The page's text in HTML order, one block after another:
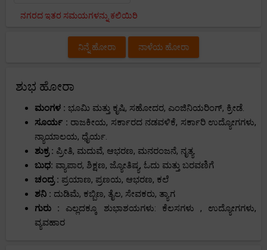
ನಗರದ ಇತರ ಸಮಯಗಳನ್ನು ಕಲಿಯಿರಿ
ನಿನ್ನೆ ಹೋರಾ ನಾಳೆಯ ಹೋರಾ
ಶುಭ ಹೋರಾ
ಮಂಗಳ : ಭೂಮಿ ಮತ್ತು ಕೃಷಿ, ಸಹೋದರ, ಎಂಜಿನಿಯರಿಂಗ್, ಕ್ರೀಡೆ.
ಸೂರ್ಯ : ರಾಜಕೀಯ, ಸರ್ಕಾರದ ನಡವಳಿಕೆ, ಸರ್ಕಾರಿ ಉದ್ಯೋಗಗಳು,
ನ್ಯಾಯಾಲಯ, ಧೈರ್ಯ.
ಶುಕ್ರ : ಪ್ರೀತಿ, ಮದುವೆ, ಆಭರಣ, ಮನರಂಜನೆ, ನೃತ್ಯ.
ಬುಧ: ವ್ಯಾಪಾರ, ಶಿಕ್ಷಣ, ಜ್ಯೋತಿಷ್ಯ, ಓದು ಮತ್ತು ಬರವಣಿಗೆ
ಚಂದ್ರ : ಪ್ರಯಾಣ, ಪ್ರಣಯ, ಆಭರಣ, ಕಲೆ
ಶನಿ : ದುಡಿಮೆ, ಕಬ್ಬಿಣ, ತೈಲ, ಸೇವಕರು, ತ್ಯಾಗ
ಗುರು : ಎಲ್ಲದಕ್ಕೂ ಶುಭಾಶಯಗಳು: ಕೆಲಸಗಳು , ಉದ್ಯೋಗಗಳು,
ವ್ಯವಹಾರ